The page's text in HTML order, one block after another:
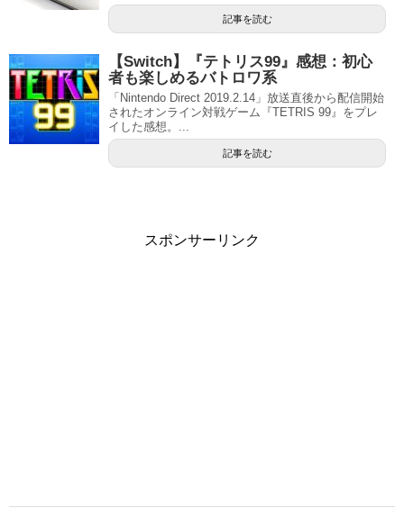
記事を読む
【Switch】『テトリス99』感想：初心
者も楽しめるバトロワ系
「Nintendo Direct 2019.2.14」放送直後から配信開始
されたオンライン対戦ゲーム『TETRIS 99』をプレ
イした感想。...
記事を読む
スポンサーリンク